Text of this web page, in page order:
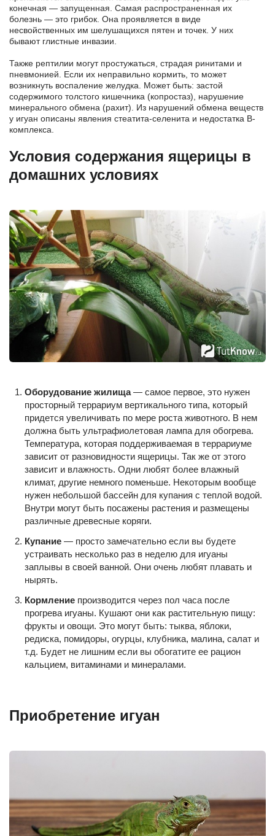
конечная — запущенная. Самая распространенная их
болезнь — это грибок. Она проявляется в виде
несвойственных им шелушащихся пятен и точек. У них
бывают глистные инвазии.
Также рептилии могут простужаться, страдая ринитами и
пневмонией. Если их неправильно кормить, то может
возникнуть воспаление желудка. Может быть: застой
содержимого толстого кишечника (копростаз), нарушение
минерального обмена (рахит). Из нарушений обмена веществ
у игуан описаны явления стеатита-селенита и недостатка В-
комплекса.
Условия содержания ящерицы в
домашних условиях
Оборудование жилища— самое первое, это нужен
просторный террариум вертикального типа, который
придется увеличивать по мере роста животного. В нем
должна быть ультрафиолетовая лампа для обогрева.
Температура, которая поддерживаемая в террариуме
зависит от разновидности ящерицы. Так же от этого
зависит и влажность. Одни любят более влажный
климат, другие немного поменьше. Некоторым вообще
нужен небольшой бассейн для купания с теплой водой.
Внутри могут быть посажены растения и размещены
различные древесные коряги.
Купание — просто замечательно если вы будете
устраивать несколько раз в неделю для игуаны
заплывы в своей ванной. Они очень любят плавать и
нырять.
Кормление производится через пол часа после
прогрева игуаны. Кушают они как растительную пищу:
фрукты и овощи. Это могут быть: тыква, яблоки,
редиска, помидоры, огурцы, клубника, малина, салат и
т.д. Будет не лишним если вы обогатите ее рацион
кальцием, витаминами и минералами.
Приобретение игуан